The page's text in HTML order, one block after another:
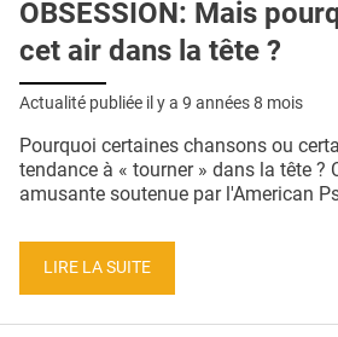
OBSESSION: Mais
cet air dans la tête ?
Actualité publiée il y a 9 années 8 mois
Pourquoi certaines chansons ou
tendance à « tourner » dans la tête ?
amusante soutenue par l'American
LIRE LA SUITE